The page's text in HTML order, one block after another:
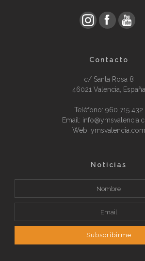
Contacto
c/ Santa Rosa 8
46021 Valencia, España
Teléfono: 960 715 432
Email:
Web: ymsvalencia.com
Noticias